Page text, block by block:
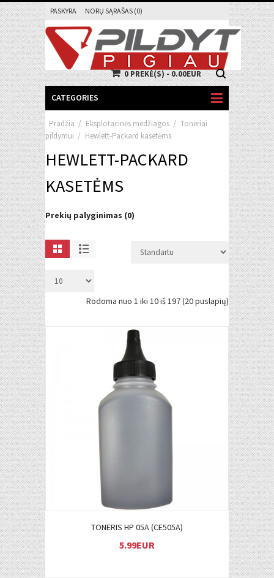
PASKYRA NORŲ SĄRAŠAS (0)
0 PREKĖ(S) - 0.00EUR
CATEGORIES
Pradžia / Eksplotacinės medžiagos / Toneriai
pildymui / Hewlett-Packard kasetėms
HEWLETT-PACKARD
KASETĖMS
Prekių palyginimas (0)
Rodoma nuo 1 iki 10 iš 197 (20 puslapių)
TONERIS HP 05A (CE505A)
5.99EUR